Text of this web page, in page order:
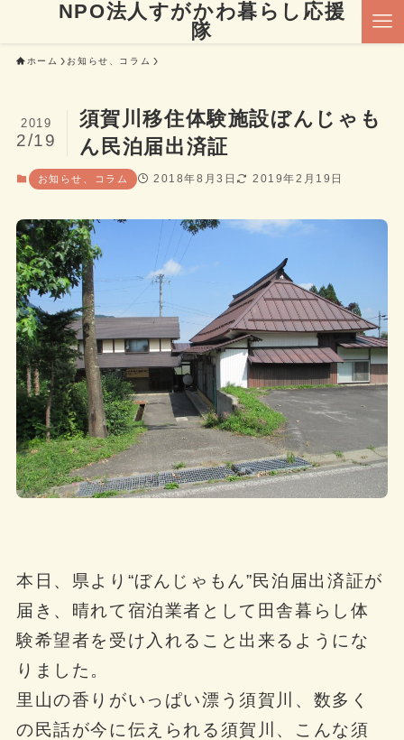
NPO法人すがかわ暮らし応援
隊
ホーム お知らせ、コラム
須賀川移住体験施設ぼんじゃも
ん民泊届出済証
2019
2/19
お知らせ、コラム 2018年8月3日 2019年2月19日
本日、県より“ぼんじゃもん”民泊届出済証が
届き、晴れて宿泊業者として田舎暮らし体
験希望者を受け入れること出来るようにな
りました。
里山の香りがいっぱい漂う須賀川、数多く
の民話が今に伝えられる須賀川、こんな須